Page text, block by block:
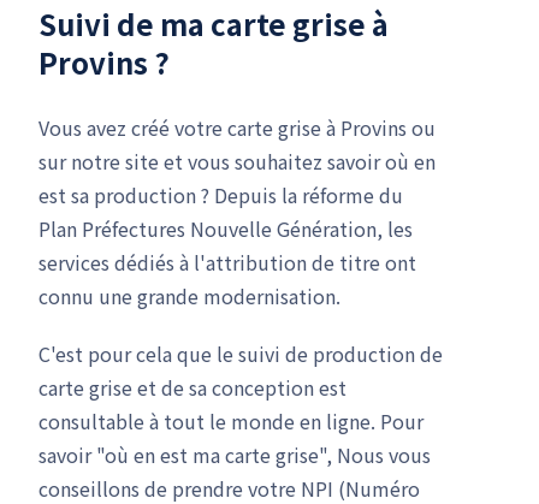
Suivi de ma carte grise à
Provins ?
Vous avez créé votre carte grise à Provins ou
sur notre site et vous souhaitez savoir où en
est sa production ? Depuis la réforme du
Plan Préfectures Nouvelle Génération, les
services dédiés à l'attribution de titre ont
connu une grande modernisation.
C'est pour cela que le suivi de production de
carte grise et de sa conception est
consultable à tout le monde en ligne. Pour
savoir "où en est ma carte grise", Nous vous
conseillons de prendre votre NPI (Numéro